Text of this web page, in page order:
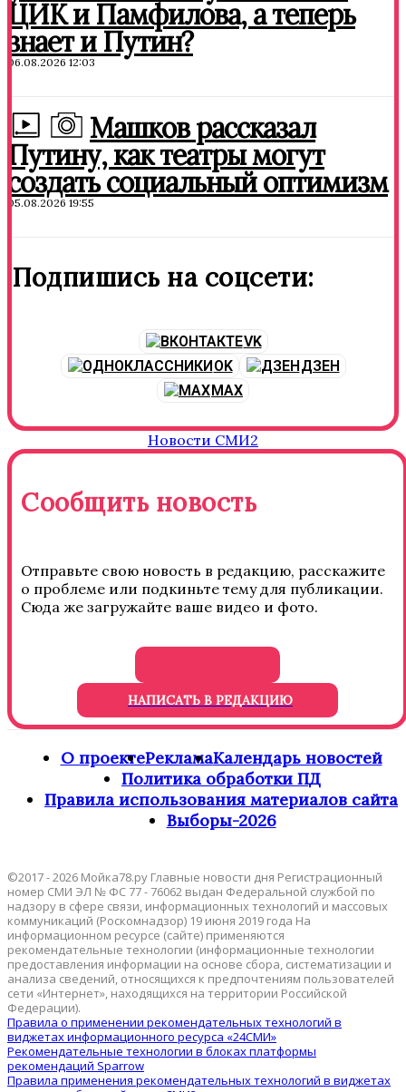
ЦИК и Памфилова, а теперь
знает и Путин?
06.08.2026 12:03
Машков рассказал
Путину, как театры могут
создать социальный оптимизм
05.08.2026 19:55
Подпишись на соцсети:
VK
OK
ДЗЕН
MAX
Новости СМИ2
Сообщить новость
Отправьте свою новость в редакцию, расскажите
о проблеме или подкиньте тему для публикации.
Сюда же загружайте ваше видео и фото.
НАПИСАТЬ В РЕДАКЦИЮ
О проектеРекламаКалендарь новостей
Политика обработки ПД
Правила использования материалов сайта
Выборы-2026
©2017 - 2026 Мойка78.ру Главные новости дня Регистрационный
номер СМИ ЭЛ № ФС 77 - 76062 выдан Федеральной службой по
надзору в сфере связи, информационных технологий и массовых
коммуникаций (Роскомнадзор) 19 июня 2019 года На
информационном ресурсе (сайте) применяются
рекомендательные технологии (информационные технологии
предоставления информации на основе сбора, систематизации и
анализа сведений, относящихся к предпочтениям пользователей
сети «Интернет», находящихся на территории Российской
Федерации).
Правила о применении рекомендательных технологий в
виджетах информационного ресурса «24СМИ»
Рекомендательные технологии в блоках платформы
рекомендаций Sparrow
Правила применения рекомендательных технологий в виджетах